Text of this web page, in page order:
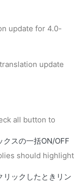
update for 4.0-
update
all button to
スの一括ON/OFF
should highlight
リックしたときリン